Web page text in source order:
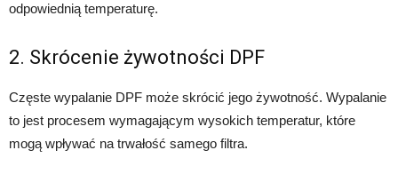
odpowiednią temperaturę.
2. Skrócenie żywotności DPF
Częste wypalanie DPF może skrócić jego żywotność. Wypalanie
to jest procesem wymagającym wysokich temperatur, które
mogą wpływać na trwałość samego filtra.